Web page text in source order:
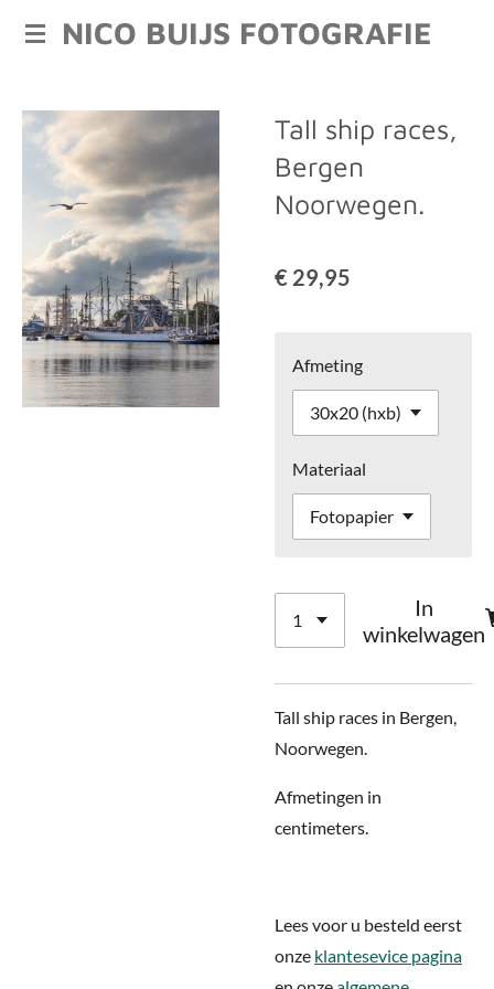
Ga
de
hoofdinhoud
NICO BUIJS FOTOGRAFIE
Tall ship races,
Bergen
Noorwegen.
€ 29,95
Afmeting
Materiaal
In
winkelwagen
Tall ship races in Bergen,
Noorwegen.
Afmetingen in
centimeters.
Lees voor u besteld eerst
onze klantesevice pagina